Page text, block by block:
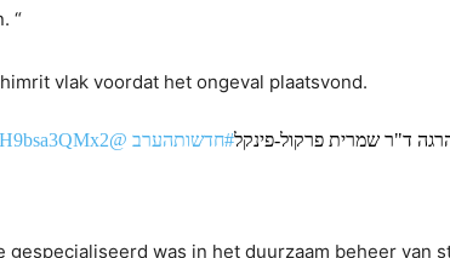
“
vlak voordat het ongeval plaatsvond.
ד"ר שמרית פרקול-פינקל#חדשותהערב @ittaishick
was in het duurzaam beheer van